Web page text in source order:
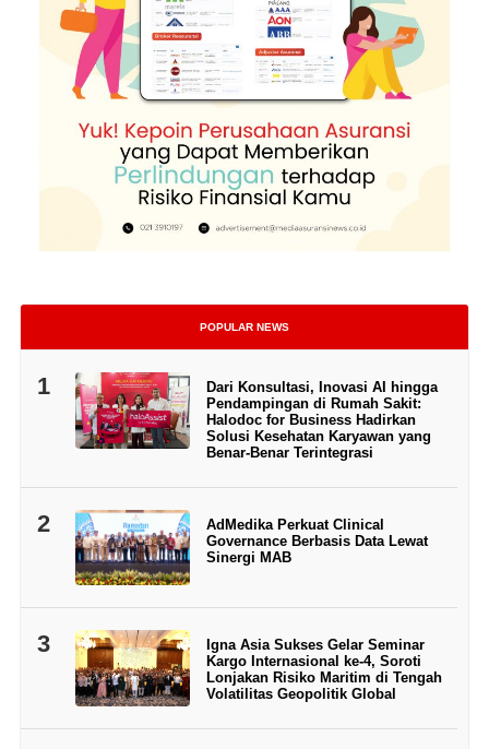
POPULAR NEWS
1
Dari Konsultasi, Inovasi AI hingga
Pendampingan di Rumah Sakit:
Halodoc for Business Hadirkan
Solusi Kesehatan Karyawan yang
Benar-Benar Terintegrasi
2
AdMedika Perkuat Clinical
Governance Berbasis Data Lewat
Sinergi MAB
3
Igna Asia Sukses Gelar Seminar
Kargo Internasional ke-4, Soroti
Lonjakan Risiko Maritim di Tengah
Volatilitas Geopolitik Global